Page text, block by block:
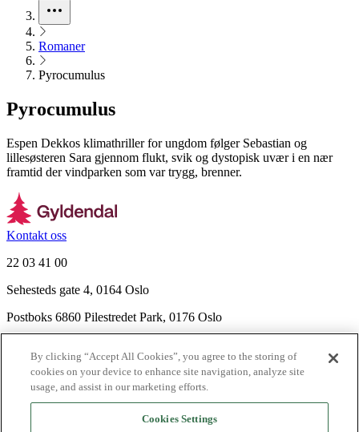
Romaner
Pyrocumulus
Pyrocumulus
Espen Dekkos klimathriller for ungdom følger Sebastian og
lillesøsteren Sara gjennom flukt, svik og dystopisk uvær i en nær
framtid der vindparken som var trygg, brenner.
Kontakt oss
22 03 41 00
Sehesteds gate 4, 0164 Oslo
Postboks 6860 Pilestredet Park, 0176 Oslo
Nyhetsbrev
Ledige stillinger
Send inn manus
By clicking “Accept All Cookies”, you agree to the storing of
cookies on your device to enhance site navigation, analyze site
usage, and assist in our marketing efforts.
Cookies Settings